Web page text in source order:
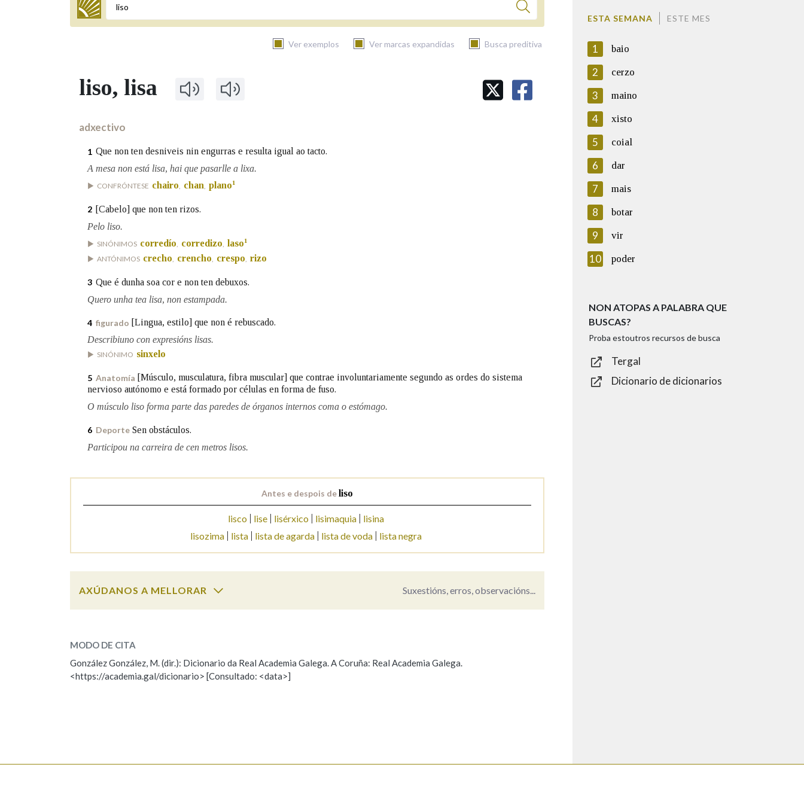
Termo a buscar
Ver exemplos Ver marcas expandidas Busca preditiva
BUSCAR NOS LEMAS
Remata por
Contén
OUTRAS OPCIÓNS DE BUSCA
liso, lisa
adxectivo
1 Que non ten desniveis nin engurras e resulta igual ao tacto.
A mesa non está lisa, hai que pasarlle a lixa.
CONFRÓNTESE chairo, chan, plano1
2 [Cabelo] que non ten rizos.
Pelo liso.
SINÓNIMOS corredío, corredizo, laso1
ANTÓNIMOS crecho, crencho, crespo, rizo
3 Que é dunha soa cor e non ten debuxos.
Quero unha tea lisa, non estampada.
4 figurado [Lingua, estilo] que non é rebuscado.
Describiuno con expresións lisas.
SINÓNIMO sinxelo
5 Anatomía [Músculo, musculatura, fibra muscular] que contrae involuntariamente segundo as ordes do sistema
nervioso autónomo e está formado por células en forma de fuso.
O músculo liso forma parte das paredes de órganos internos coma o estómago.
6 Deporte Sen obstáculos.
Participou na carreira de cen metros lisos.
Antes e despois deliso
lisco lise lisérxico lisimaquia
lisina
lisozima
lista lista de agarda lista de voda lista negra
AXÚDANOS A MELLORAR Suxestións, erros, observacións...
ESCOLLE UNHA OPCIÓN:
Observación Hai un erro na palabra Propoño mellorar a definición
MODO DE CITA
González González, M. (dir.): Dicionario da Real Academia Galega. A Coruña: Real Academia Galega.
<https://academia.gal/dicionario> [Consultado: <data>]
ESTA SEMANA ESTE MES
1 baio
2 cerzo
3 maino
4 xisto
5 coial
6 dar
7 mais
8 botar
9 vir
10 poder
NON ATOPAS A PALABRA QUE
BUSCAS?
Proba estoutros recursos de busca
Tergal
Dicionario de dicionarios